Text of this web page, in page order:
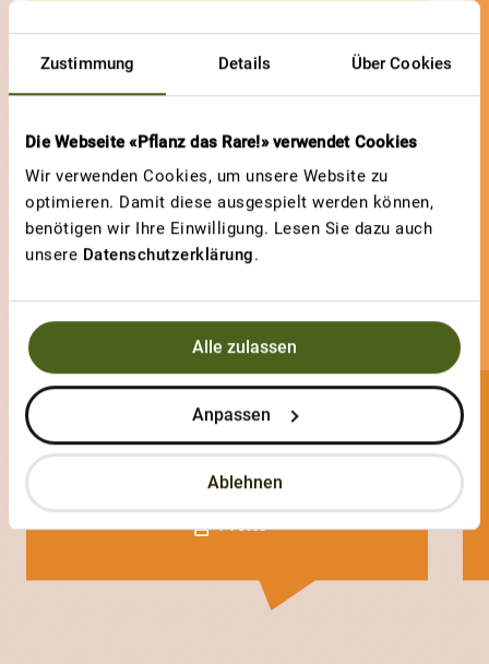
Zustimmung Details Über Cookies
Die Webseite «Pflanz das Rare!» verwendet Cookies
Wir verwenden Cookies, um unsere Website zu
optimieren. Damit diese ausgespielt werden können,
benötigen wir Ihre Einwilligung. Lesen Sie dazu auch
unsere Datenschutzerklärung.
Alle zulassen
Anpassen
Ablehnen
RogerBossard
1 Votes